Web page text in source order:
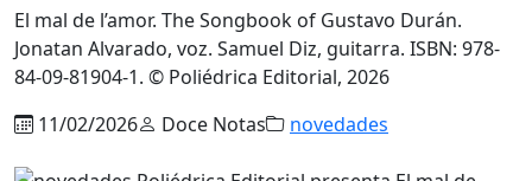
El mal de l’amor. The Songbook of Gustavo Durán.
Jonatan Alvarado, voz. Samuel Diz, guitarra. ISBN: 978-
84-09-81904-1. © Poliédrica Editorial, 2026
11/02/2026
Doce Notas novedades